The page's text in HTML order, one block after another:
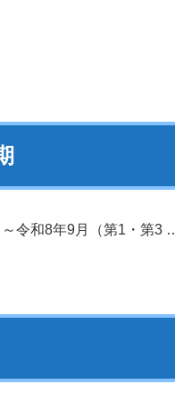
令和8年9月（第1・第3